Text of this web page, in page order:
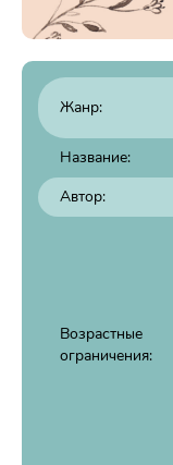
Жанр:
Название:
Автор:
Возрастные
ограничения: